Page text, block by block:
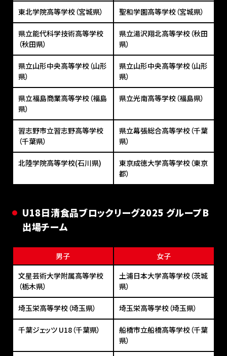
東北学院高等学校（宮城県） 聖和学園高等学校（宮城県）
県立能代科学技術高等学校
（秋田県）
県立湯沢翔北高等学校（秋田
県）
県立山形中央高等学校（山形
県）
県立山形中央高等学校（山形
県）
県立福島商業高等学校（福島
県）
県立光南高等学校（福島県）
習志野市立習志野高等学校
（千葉県）
県立幕張総合高等学校（千葉
県）
北陸学院高等学校(石川県)
東京成徳大学高等学校（東京
都）
U18⽇清⾷品ブロックリーグ2025 グループB
出場チーム
男子
女子
文星芸術大学附属高等学校
（栃木県）
土浦日本大学高等学校（茨城
県）
埼玉栄高等学校（埼玉県） 埼玉栄高等学校（埼玉県）
千葉ジェッツ U18（千葉県）
船橋市立船橋高等学校（千葉
県）